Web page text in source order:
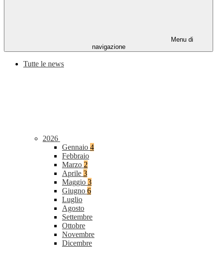
Menu di
navigazione
Tutte le news
2026
Gennaio 4
Febbraio
Marzo 2
Aprile 3
Maggio 3
Giugno 6
Luglio
Agosto
Settembre
Ottobre
Novembre
Dicembre